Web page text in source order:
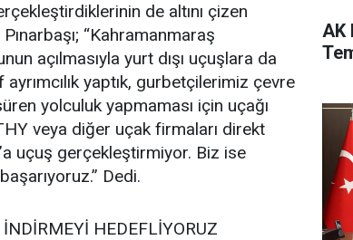
de altını çizen
“Kahramanmaraş
açılmasıyla yurt dışı uçuşlara da
yaptık, gurbetçilerimiz çevre
yolculuk yapmaması için uçağı
veya diğer uçak firmaları direkt
uçuş gerçekleştirmiyor. Biz ise
Dedi.
HEDEFLİYORUZ
AK